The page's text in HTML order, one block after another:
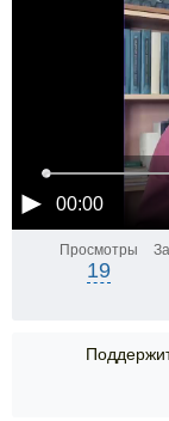
00:00
Просмотры
19